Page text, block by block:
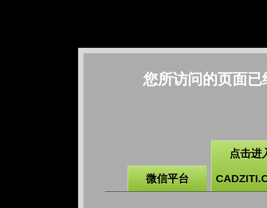
您所访问的页面
微信平台
点击进